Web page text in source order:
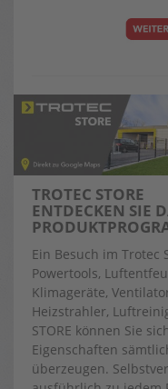
TROTEC STORE
ENTDECKEN SIE
Ein Besuch im Trotec
Powertools,
Klimageräte,
Heizstrahler,
STORE können Sie
Eigenschaften
überzeugen.